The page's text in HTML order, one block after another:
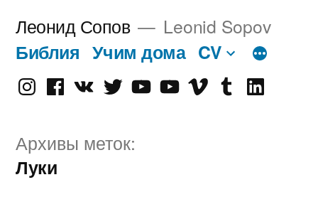
Леонид Сопов Leonid Sopov
Библия Учим дома CV
InstagramFacebook
VK TwitterYoutube
Old Vimeotumblrlinkedin
Архивы меток:
Луки